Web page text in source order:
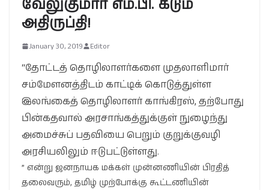
வேலுகுமார் எம்.பி. கடும்
அதிருப்தி!
January 30, 2019 Editor
“தோட்டத் தொழிலாளர்களை முதலாளிமார்
சம்மேளனத்திடம் காட்டிக் கொடுத்துள்ள
இலங்கைத் தொழிலாளர் காங்கிரஸ், தற்போது
பின்கதவால் அரசாங்கத்துக்குள் நுழைந்து
அமைச்சுப் பதவியை பெறும் குறுக்குவழி
அரசியலிலும் ஈடுபட்டுள்ளது.
” என்று ஜனநாயக மக்கள் முன்னணியின் பிரதித்
தலைவரும், தமிழ் முற்போக்கு கூட்டணியின்